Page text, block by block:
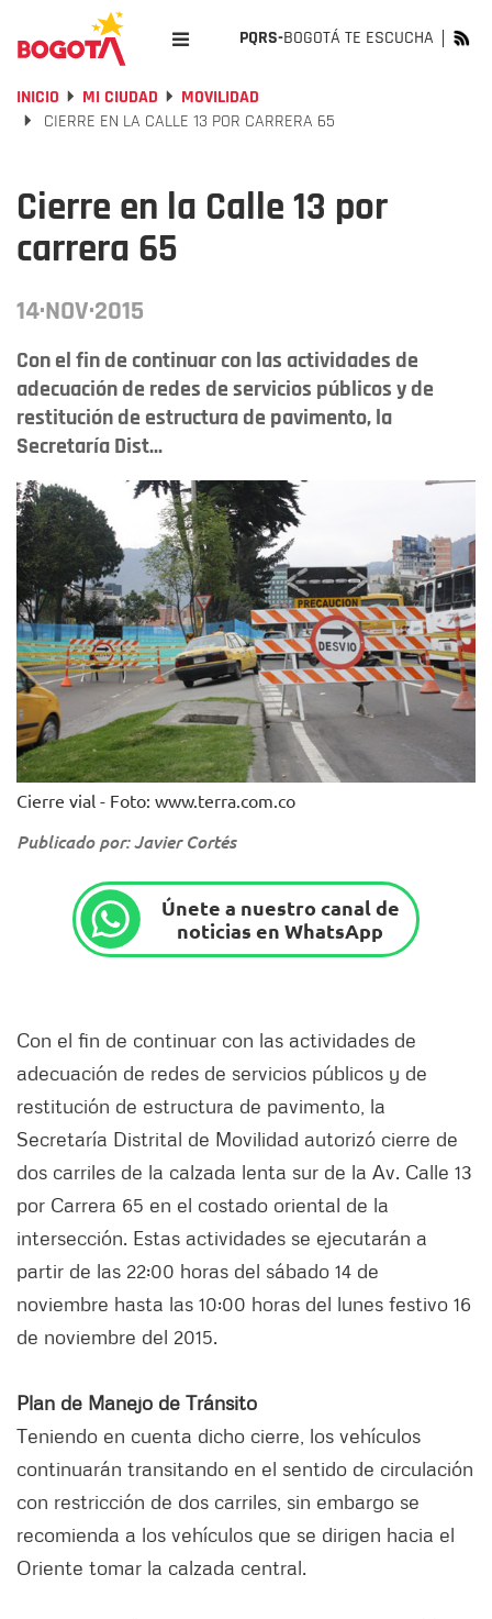
PQRS-BOGOTÁ TE ESCUCHA
INICIO MI CIUDAD
MOVILIDAD
CIERRE EN LA CALLE 13 POR CARRERA 65
Cierre en la Calle 13 por
carrera 65
14·NOV·2015
Con el fin de continuar con las actividades de
adecuación de redes de servicios públicos y de
restitución de estructura de pavimento, la
Secretaría Dist...
Cierre vial - Foto: www.terra.com.co
Publicado por: Javier Cortés
Únete a nuestro canal de
noticias en WhatsApp
Con el fin de continuar con las actividades de
adecuación de redes de servicios públicos y de
restitución de estructura de pavimento, la
Secretaría Distrital de Movilidad autorizó cierre de
dos carriles de la calzada lenta sur de la Av. Calle 13
por Carrera 65 en el costado oriental de la
intersección. Estas actividades se ejecutarán a
partir de las 22:00 horas del sábado 14 de
noviembre hasta las 10:00 horas del lunes festivo 16
de noviembre del 2015.
Plan de Manejo de Tránsito
Teniendo en cuenta dicho cierre, los vehículos
continuarán transitando en el sentido de circulación
con restricción de dos carriles, sin embargo se
recomienda a los vehículos que se dirigen hacia el
Oriente tomar la calzada central.